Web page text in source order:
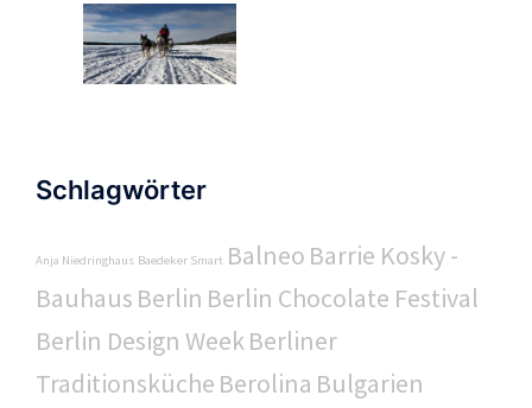
Schlagwörter
Anja Niedringhaus Baedeker Smart Balneo Barrie Kosky -
Bauhaus Berlin Berlin Chocolate Festival
Berlin Design WeekBerliner
Traditionsküche Berolina Bulgarien